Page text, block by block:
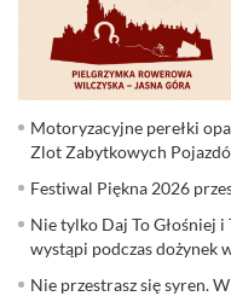
Motoryzacyjne perełki
Zlot Zabytkowych
Festiwal Piękna 2026
Nie tylko Daj To Głośniej i
wystąpi podczas dożynek
Nie przestrasz się syren.